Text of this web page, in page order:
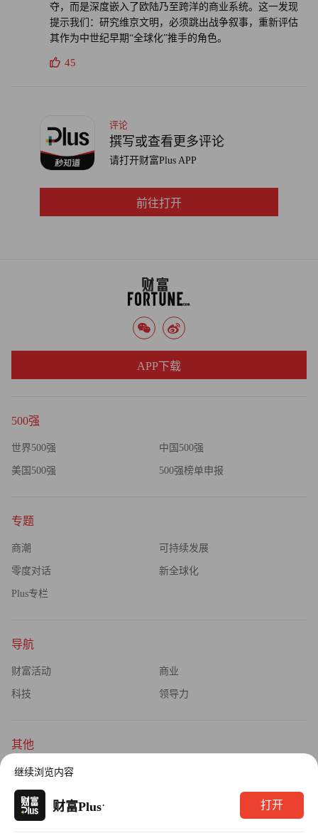
夺，而是深度嵌入了欧陆乃至跨洋的商业系统。这一发现
提示我们：研究维京文明，必须跳出战争叙事，重新评估
其作为中世纪早期“全球化”推手的角色。
45
评论
撰写或查看更多评论
请打开财富Plus APP
前往打开
500强
世界500强 中国500强
美国500强 500强榜单申报
专题
商潮 可持续发展
零度对话 新全球化
Plus专栏
导航
财富活动 商业
科技 领导力
其他
杂志订阅
隐私政策
APP下载
继续浏览内容
财富Plus· 打开